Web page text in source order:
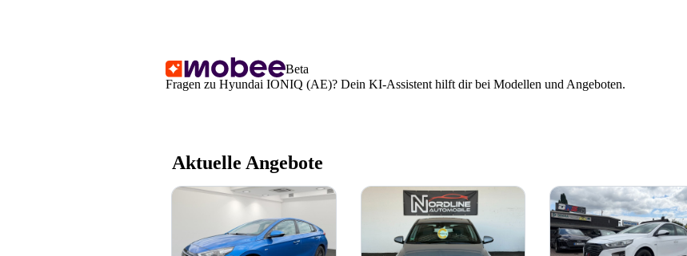
Beta
Fragen zu Hyundai IONIQ (AE)? Dein KI-Assistent hilft dir bei Modellen und Angeboten.
Aktuelle Angebote